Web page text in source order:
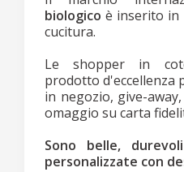
biologico è inserito in
cucitura.
Le shopper in
prodotto d'eccellenza
in negozio, give-
omaggio su carta
Sono belle,
personalizzate con